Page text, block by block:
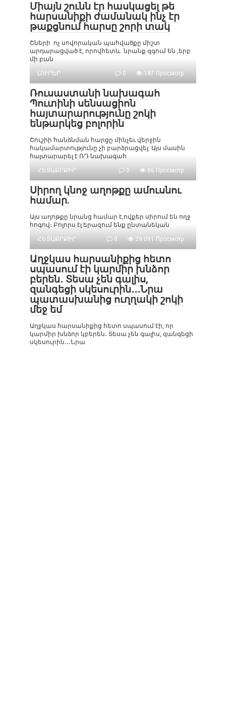
Միայն շունն էր հասկացել թե
հարսանիքի ժամանակ ինչ էր
թաքցնում հարսը շորի տակ
Շների ոչ սովորական պահվածքը միշտ
արդարացված է, որովհետև նրանք զգում են ,երբ
մի բան
ԼՈՒՐԵՐ
0 187 Просмотр
Ռուսաստանի նախագահ
Պուտինի սենսացիոն
հայտարարությունը շոկի
ենթարկեց բոլորին
Շուշիի հանձնման հարցը մինչեւ վերջին
հակամարտությունը չի բարձրացվել: Այս մասին
հայտարարել է ՌԴ նախագահ
ՀԵՏԱՔՐՔԻՐ
0 86 Просмотр
Սիրող կնոջ աղոթքը ամուսնու
համար.
Այս աղոթքը նրանց համար է,ովքեր սիրում են ողջ
հոգով։ Բոլորս էլ երազում ենք ընտանեկան
ՀԵՏԱՔՐՔԻՐ
0 29 091 Просмотр
Աղջկաս հարսանիքից հետո
սպասում էի կարմիր խնձոր
բերեն․ Տեսա չեն գալիս,
զանգեցի սկեսուրին․․․Նրա
պատասխանից ուղղակի շոկի
մեջ եմ
Աղջկաս հարսանիքից հետո սպասում էի, որ
կարմիր խնձոր կբերեն․ Տեսա չեն գալիս, զանգեցի
սկեսուրին․․․Նրա